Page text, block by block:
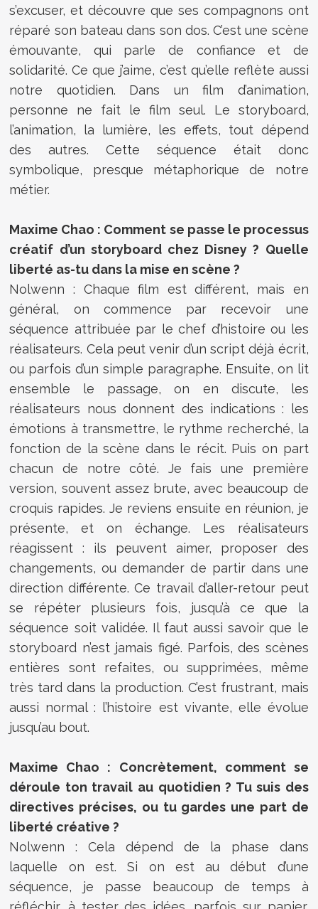
s’excuser, et découvre que ses compagnons ont
réparé son bateau dans son dos. C’est une scène
émouvante, qui parle de confiance et de
solidarité. Ce que j’aime, c’est qu’elle reflète aussi
notre quotidien. Dans un film d’animation,
personne ne fait le film seul. Le storyboard,
l’animation, la lumière, les effets, tout dépend
des autres. Cette séquence était donc
symbolique, presque métaphorique de notre
métier.
Maxime Chao : Comment se passe le processus
créatif d’un storyboard chez Disney ? Quelle
liberté as-tu dans la mise en scène ?
Nolwenn : Chaque film est différent, mais en
général, on commence par recevoir une
séquence attribuée par le chef d’histoire ou les
réalisateurs. Cela peut venir d’un script déjà écrit,
ou parfois d’un simple paragraphe. Ensuite, on lit
ensemble le passage, on en discute, les
réalisateurs nous donnent des indications : les
émotions à transmettre, le rythme recherché, la
fonction de la scène dans le récit. Puis on part
chacun de notre côté. Je fais une première
version, souvent assez brute, avec beaucoup de
croquis rapides. Je reviens ensuite en réunion, je
présente, et on échange. Les réalisateurs
réagissent : ils peuvent aimer, proposer des
changements, ou demander de partir dans une
direction différente. Ce travail d’aller-retour peut
se répéter plusieurs fois, jusqu’à ce que la
séquence soit validée. Il faut aussi savoir que le
storyboard n’est jamais figé. Parfois, des scènes
entières sont refaites, ou supprimées, même
très tard dans la production. C’est frustrant, mais
aussi normal : l’histoire est vivante, elle évolue
jusqu’au bout.
Maxime Chao : Concrètement, comment se
déroule ton travail au quotidien ? Tu suis des
directives précises, ou tu gardes une part de
liberté créative ?
Nolwenn : Cela dépend de la phase dans
laquelle on est. Si on est au début d’une
séquence, je passe beaucoup de temps à